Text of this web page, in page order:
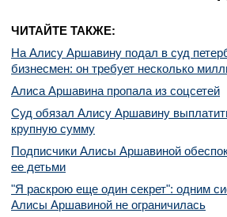
ЧИТАЙТЕ ТАКЖЕ:
На Алису Аршавину подал в суд
бизнесмен: он требует несколько
Алиса Аршавина пропала из соцсетей
Суд обязал Алису Аршавину
крупную сумму
Подписчики Алисы Аршавиной
ее детьми
"Я раскрою еще один секрет": одним
Алисы Аршавиной не ограничилась